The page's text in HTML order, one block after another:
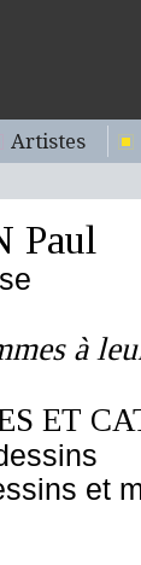
Artistes
Paul
à
ET
et